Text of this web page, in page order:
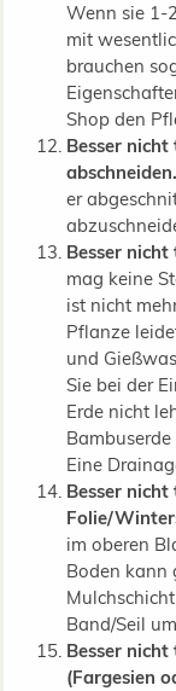
Wenn sie 1-
mit
brauchen
Shop den
Besser
abschneiden.
er
Besser
mag keine
ist nicht
Pflanze
und
Sie bei der
Erde nicht
Eine
Besser
Folie/
im oberen
Boden kann
Band/Seil
Besser
(Fargesien